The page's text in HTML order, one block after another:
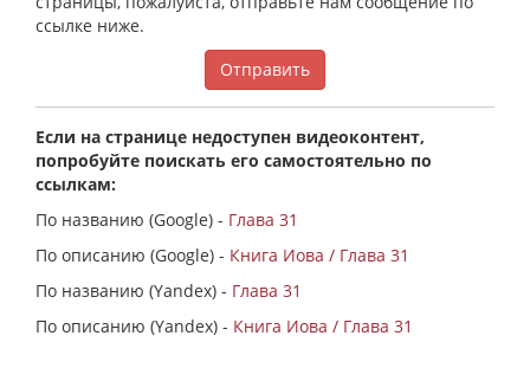
ссылке ниже.
Отправить
Если на странице недоступен видеоконтент,
попробуйте поискать его самостоятельно по
ссылкам:
По названию (Google) - Глава 31
По описанию (Google) - Книга Иова / Глава 31
По названию (Yandex) - Глава 31
По описанию (Yandex) - Книга Иова / Глава 31